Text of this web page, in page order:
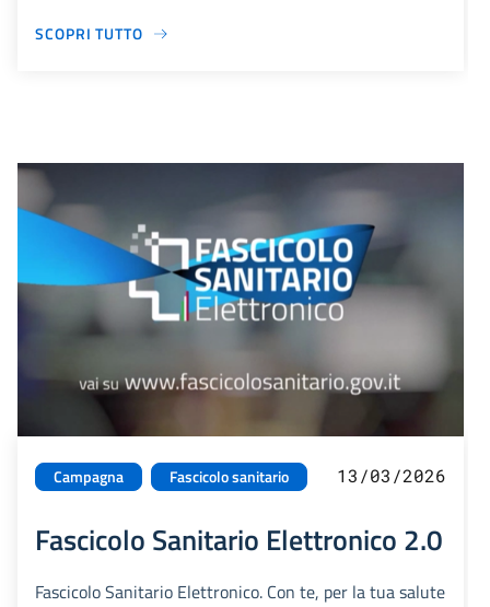
SCOPRI TUTTO
Campagna Fascicolo sanitario 13/03/2026
Fascicolo Sanitario Elettronico 2.0
Fascicolo Sanitario Elettronico. Con te, per la tua salute